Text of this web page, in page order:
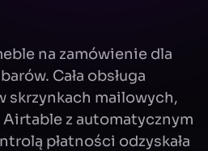
na zamówienie dla
Cała obsługa
skrzynkach mailowych,
Airtable z automatycznym
płatności odzyskała